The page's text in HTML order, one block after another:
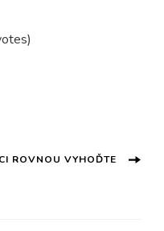
ROVNOU VYHOĎTE